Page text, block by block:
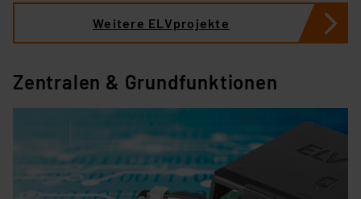
Weitere ELVprojekte
Zentralen & Grundfunktionen